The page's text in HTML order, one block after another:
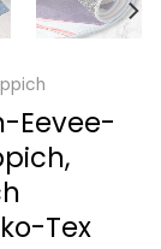
Eevee-
Tex